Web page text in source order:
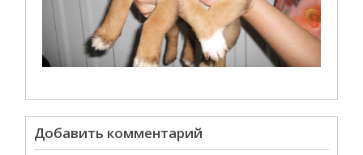
Добавить комментарий